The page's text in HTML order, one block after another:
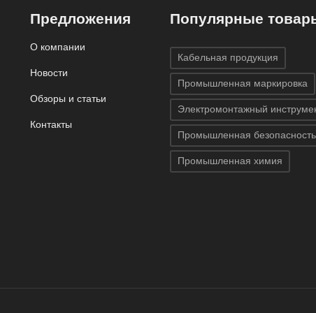
Предложения
О компании
Новости
Обзоры и статьи
Контакты
Популярные
Кабельная продукция
Промышленная маркировка
Электромонтажный
Промышленная безопасность
Промышленная химия